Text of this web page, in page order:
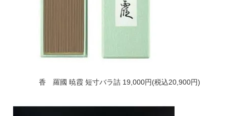
香 羅國 暁霞 短寸バラ詰 19,000円(税込20,900円)